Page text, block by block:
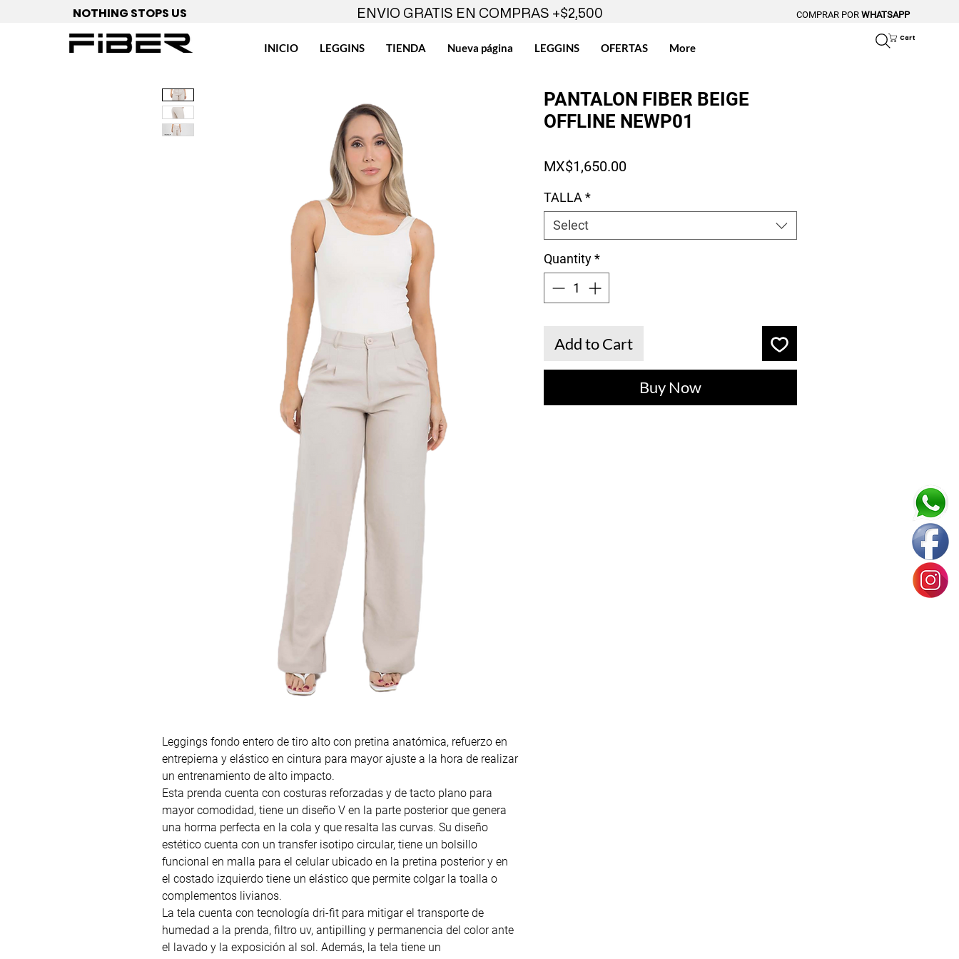
NOTHING STOPS US
INICIO LEGGINS TIENDA Nueva página LEGGINS OFERTAS More
ENVIO GRATIS EN COMPRAS +$2,500
Cart
COMPRAR POR WHATSAPP
Leggings fondo entero de tiro alto con pretina anatómica, refuerzo en
entrepierna y elástico en cintura para mayor ajuste a la hora de realizar
un entrenamiento de alto impacto.
Esta prenda cuenta con costuras reforzadas y de tacto plano para
mayor comodidad, tiene un diseño V en la parte posterior que genera
una horma perfecta en la cola y que resalta las curvas. Su diseño
estético cuenta con un transfer isotipo circular, tiene un bolsillo
funcional en malla para el celular ubicado en la pretina posterior y en
el costado izquierdo tiene un elástico que permite colgar la toalla o
complementos livianos.
La tela cuenta con tecnología dri-fit para mitigar el transporte de
humedad a la prenda, filtro uv, antipilling y permanencia del color ante
el lavado y la exposición al sol. Además, la tela tiene un
PANTALON FIBER BEIGE
OFFLINE NEWP01
MX$1,650.00Price
TALLA *
Select
Quantity*
Add to Cart
Buy Now